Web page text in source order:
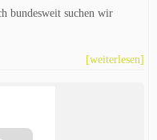
bundesweit suchen wir
[weiterlesen]